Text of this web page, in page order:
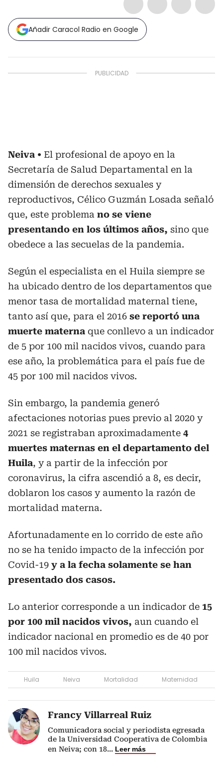
Añadir Caracol Radio en Google
Neiva
El profesional de apoyo en la
Secretaría de Salud Departamental en la
dimensión de derechos sexuales y
reproductivos, Célico Guzmán Losada señaló
que, este problema no se viene
presentando en los últimos años, sino que
obedece a las secuelas de la pandemia.
Según el especialista en el Huila siempre se
ha ubicado dentro de los departamentos que
menor tasa de mortalidad maternal tiene,
tanto así que, para el 2016 se reportó una
muerte materna que conllevo a un indicador
de 5 por 100 mil nacidos vivos, cuando para
ese año, la problemática para el país fue de
45 por 100 mil nacidos vivos.
Sin embargo, la pandemia generó
afectaciones notorias pues previo al 2020 y
2021 se registraban aproximadamente 4
muertes maternas en el departamento del
Huila, y a partir de la infección por
coronavirus, la cifra ascendió a 8, es decir,
doblaron los casos y aumento la razón de
mortalidad materna.
Afortunadamente en lo corrido de este año
no se ha tenido impacto de la infección por
Covid-19 y a la fecha solamente se han
presentado dos casos.
Lo anterior corresponde a un indicador de 15
por 100 mil nacidos vivos, aun cuando el
indicador nacional en promedio es de 40 por
100 mil nacidos vivos.
Huila Neiva Mortalidad Maternidad
Francy Villarreal Ruiz
Comunicadora social y periodista egresada
de la Universidad Cooperativa de Colombia
en Neiva; con 18... Leer más